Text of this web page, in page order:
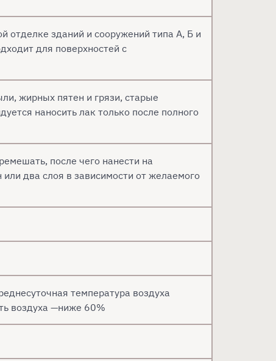
отделке зданий и сооружений типа А, Б и
для поверхностей с
жирных пятен и грязи, старые
наносить лак только после полного
после чего нанести на
два слоя в зависимости от желаемого
температура воздуха
воздуха —ниже 60%